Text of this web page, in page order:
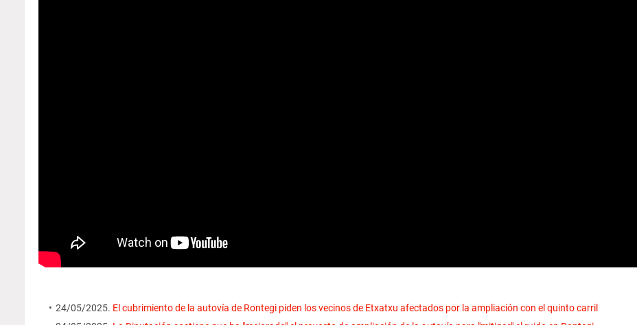
24/05/2025. El cubrimiento de la autovía de Rontegi piden los vecinos de Etxatxu afectados por la ampliación con el quinto carril